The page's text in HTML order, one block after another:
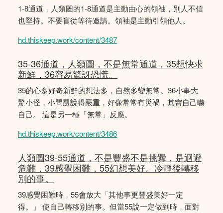
1-8通道，人類圖的1-8通道是主動由心的領䄂，別人不信
也堅持。不要盲從等待邀請。領袖是主動引領他人。
hd.thiskeep.work/content/3487
35-36通道，人類圖，不是無常通道，35想快求
新鮮，36容易驚訝恐慌。
35的心多好奇新鮮的想法多，自然多變無常。36小事大
驚小怪，小問題說得嚴重，好像常常有災禍，其實自己嚇
自己。 這是另一種「無常」反應。
hd.thiskeep.work/content/3486
人類圖39-55通道，不是豐盛不是挑釁，是迴避
危難，39感覺困難，55幻想美好。冷靜後轉移
別的事。
39感覺困難時，55會放大「其他事更豐盛美好一定
得。」 使自己轉移別的事。但當55說一定做到時，面對